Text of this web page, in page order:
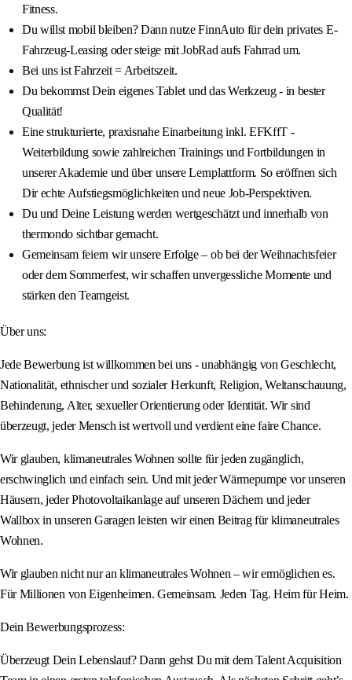
Fitness.
Du willst mobil bleiben? Dann nutze FinnAuto für dein privates E-
Fahrzeug-Leasing oder steige mit JobRad aufs Fahrrad um.
Bei uns ist Fahrzeit = Arbeitszeit.
Du bekommst Dein eigenes Tablet und das Werkzeug - in bester
Qualität!
Eine strukturierte, praxisnahe Einarbeitung inkl. EFKffT -
Weiterbildung sowie zahlreichen Trainings und Fortbildungen in
unserer Akademie und über unsere Lernplattform. So eröffnen sich
Dir echte Aufstiegsmöglichkeiten und neue Job-Perspektiven.
Du und Deine Leistung werden wertgeschätzt und innerhalb von
thermondo sichtbar gemacht.
Gemeinsam feiern wir unsere Erfolge – ob bei der Weihnachtsfeier
oder dem Sommerfest, wir schaffen unvergessliche Momente und
stärken den Teamgeist.
Über uns:
Jede Bewerbung ist willkommen bei uns - unabhängig von Geschlecht,
Nationalität, ethnischer und sozialer Herkunft, Religion, Weltanschauung,
Behinderung, Alter, sexueller Orientierung oder Identität. Wir sind
überzeugt, jeder Mensch ist wertvoll und verdient eine faire Chance.
Wir glauben, klimaneutrales Wohnen sollte für jeden zugänglich,
erschwinglich und einfach sein. Und mit jeder Wärmepumpe vor unseren
Häusern, jeder Photovoltaikanlage auf unseren Dächern und jeder
Wallbox in unseren Garagen leisten wir einen Beitrag für klimaneutrales
Wohnen.
Wir glauben nicht nur an klimaneutrales Wohnen – wir ermöglichen es.
Für Millionen von Eigenheimen. Gemeinsam. Jeden Tag. Heim für Heim.
Dein Bewerbungsprozess:
Überzeugt Dein Lebenslauf? Dann gehst Du mit dem Talent Acquisition